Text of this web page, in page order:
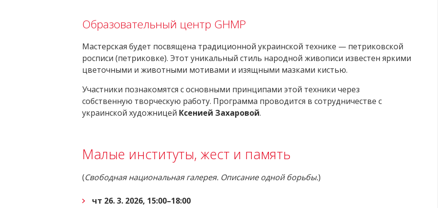
Образовательный центр GHMP
Мастерская будет посвящена традиционной украинской технике — петриковской
росписи (петриковке). Этот уникальный стиль народной живописи известен яркими
цветочными и животными мотивами и изящными мазками кистью.
Участники познакомятся с основными принципами этой техники через
собственную творческую работу. Программа проводится в сотрудничестве с
украинской художницей Ксенией Захаровой.
Малые институты, жест и память
(Свободная национальная галерея. Описание одной борьбы.)
чт 26. 3. 2026, 15:00–18:00